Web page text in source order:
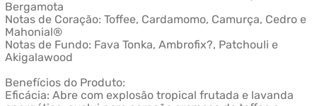
Bergamota
Notas de Coração: Toffee, Cardamomo, Camurça, Cedro e
Mahonial®
Notas de Fundo: Fava Tonka, Ambrofix?, Patchouli e
Akigalawood
Benefícios do Produto:
Eficácia: Abre com explosão tropical frutada e lavanda